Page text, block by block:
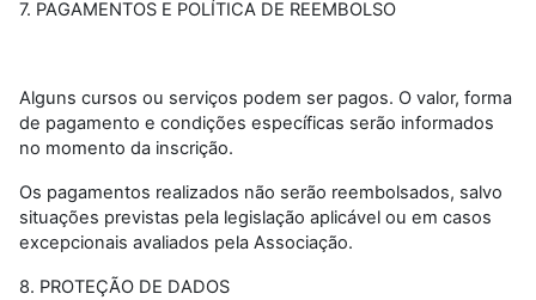
7. PAGAMENTOS E POLÍTICA DE REEMBOLSO
Alguns cursos ou serviços podem ser pagos. O valor, forma
de pagamento e condições específicas serão informados
no momento da inscrição.
Os pagamentos realizados não serão reembolsados, salvo
situações previstas pela legislação aplicável ou em casos
excepcionais avaliados pela Associação.
8. PROTEÇÃO DE DADOS